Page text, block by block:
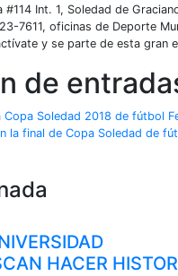
#114 Int. 1, Soledad de
7611, oficinas de Deporte
y se parte de esta gran
de
Soledad 2018 de fútbol
la final de Copa Soledad de
HACER